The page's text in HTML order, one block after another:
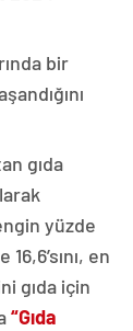
bir
gıda
yüzde
en
gıda için
“Gıda